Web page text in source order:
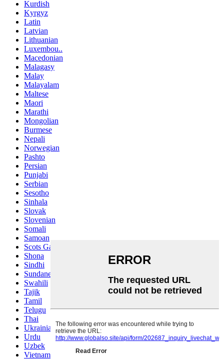
Kurdish
Kyrgyz
Latin
Latvian
Lithuanian
Luxembou..
Macedonian
Malagasy
Malay
Malayalam
Maltese
Maori
Marathi
Mongolian
Burmese
Nepali
Norwegian
Pashto
Persian
Punjabi
Serbian
Sesotho
Sinhala
Slovak
Slovenian
Somali
Samoan
Scots Gaelic
Shona
Sindhi
Sundanese
Swahili
Tajik
Tamil
Telugu
Thai
Ukrainian
Urdu
Uzbek
Vietnamese